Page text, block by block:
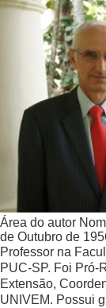
Área do autor
de Outubro de
Professor na
PUC-SP. Foi Pró-
Extensão,
UNIVEM. Possui